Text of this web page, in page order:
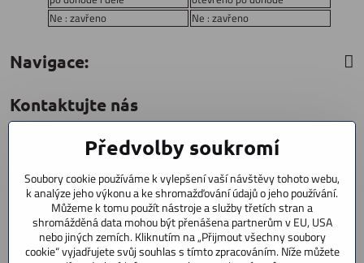
Ne : zavřeno
Ne : zavřeno
Navigace:
Kontaktujte nás
CYCLESTAR s​.r​.o​.
Praha 5 Radotín
153 00
+420 602 856 404
+420 723 603 807
Předvolby soukromí
Soubory cookie používáme k vylepšení vaší návštěvy tohoto webu,
k analýze jeho výkonu a ke shromažďování údajů o jeho používání.
Můžeme k tomu použít nástroje a služby třetích stran a
shromážděná data mohou být přenášena partnerům v EU, USA
nebo jiných zemích. Kliknutím na „Přijmout všechny soubory
cookie“ vyjadřujete svůj souhlas s tímto zpracováním. Níže můžete